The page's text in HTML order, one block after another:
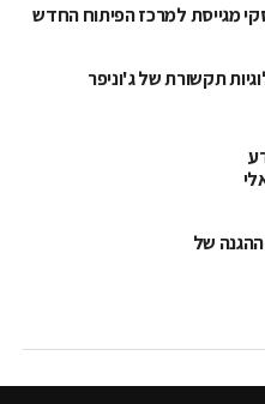
מגייסת למרכז הפיתוח החדש
תקשורת של ג'וניפר
של